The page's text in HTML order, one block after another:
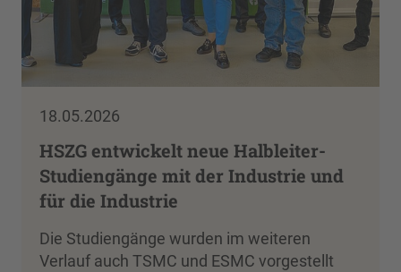
18.05.2026
HSZG entwickelt neue Halbleiter-
Studiengänge mit der Industrie und
für die Industrie
Die Studiengänge wurden im weiteren
Verlauf auch TSMC und ESMC vorgestellt